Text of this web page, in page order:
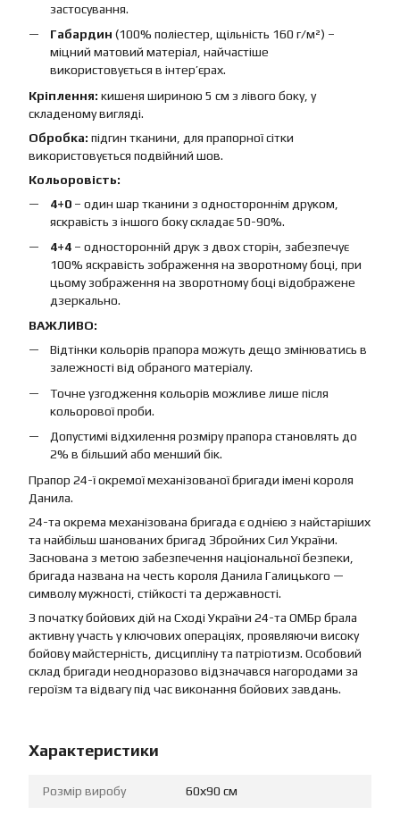
застосування.
Габардин (100% поліестер, щільність 160 г/м²) –
міцний матовий матеріал, найчастіше
використовується в інтер’єрах.
Кріплення: кишеня шириною 5 см з лівого боку, у
складеному вигляді.
Обробка: підгин тканини, для прапорної сітки
використовується подвійний шов.
Кольоровість:
4+0 – один шар тканини з одностороннім друком,
яскравість з іншого боку складає 50-90%.
4+4 – односторонній друк з двох сторін, забезпечує
100% яскравість зображення на зворотному боці, при
цьому зображення на зворотному боці відображене
дзеркально.
ВАЖЛИВО:
Відтінки кольорів прапора можуть дещо змінюватись в
залежності від обраного матеріалу.
Точне узгодження кольорів можливе лише після
кольорової проби.
Допустимі відхилення розміру прапора становлять до
2% в більший або менший бік.
Прапор 24-ї окремої механізованої бригади імені короля
Данила.
24-та окрема механізована бригада є однією з найстаріших
та найбільш шанованих бригад Збройних Сил України.
Заснована з метою забезпечення національної безпеки,
бригада названа на честь короля Данила Галицького —
символу мужності, стійкості та державності.
З початку бойових дій на Сході України 24-та ОМБр брала
активну участь у ключових операціях, проявляючи високу
бойову майстерність, дисципліну та патріотизм. Особовий
склад бригади неодноразово відзначався нагородами за
героїзм та відвагу під час виконання бойових завдань.
Характеристики
Розмір виробу 60х90 см